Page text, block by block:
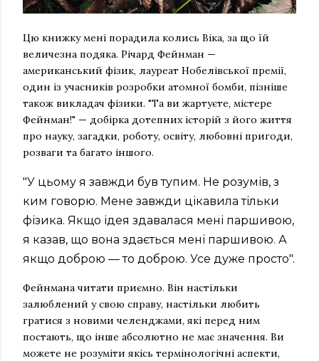
Цю книжку мені порадила колись Віка, за що їй
величезна подяка. Річард Фейнман —
американський фізик, лауреат Нобелівської премії,
один із учасників розробки атомної бомби, пізніше
також викладач фізики. "Та ви жартуєте, містере
Фейнман!" — добірка дотепних історій з його життя
про науку, загадки, роботу, освіту, любовні пригоди,
розваги та багато іншого.
"У цьому я завжди був тупим. Не розумів, з
ким говорю. Мене завжди цікавила тільки
фізика. Якщо ідея здавалася мені паршивою,
я казав, що вона здається мені паршивою. А
якщо доброю — то доброю. Усе дуже просто".
Фейнмана читати приємно. Він настільки
залюблений у свою справу, настільки любить
гратися з новими челенджами, які перед ним
постають, що інше абсолютно не має значення. Ви
можете не розуміти якісь термінологічні аспекти,